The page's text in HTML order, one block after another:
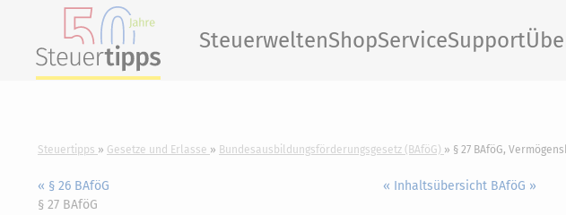
SteuerweltenShopServiceSupport
Steuertipps Gesetze und Erlasse Bundesausbildungsförderungsgesetz (BAföG) § 27 BAföG,
« § 26 BAföG « Inhaltsübersicht BAföG »
§ 27 BAföG